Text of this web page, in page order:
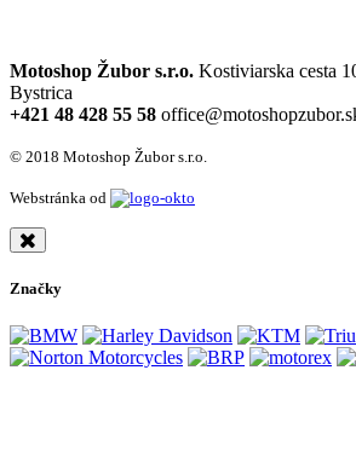
Motoshop Žubor s.r.o. Kostiviarska cesta
Bystrica
+421 48 428 55 58
© 2018 Motoshop Žubor s.r.o.
Webstránka od
Značky